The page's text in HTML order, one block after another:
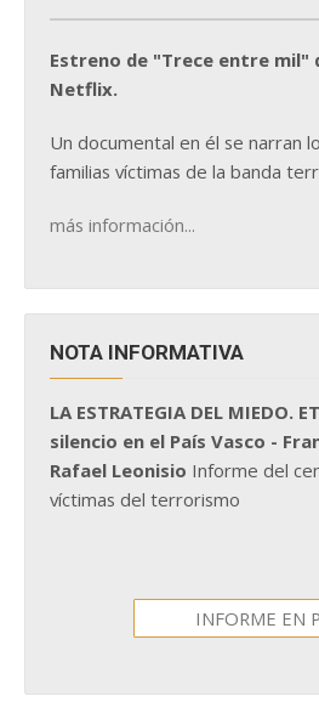
Estreno de "Trece entre mil"
Netflix.
Un documental en él se narran
familias víctimas de la banda
más información...
NOTA INFORMATIVA
LA ESTRATEGIA DEL MIEDO.
silencio en el País Vasco -
Rafael Leonisio Informe del
víctimas del terrorismo
INFORME EN